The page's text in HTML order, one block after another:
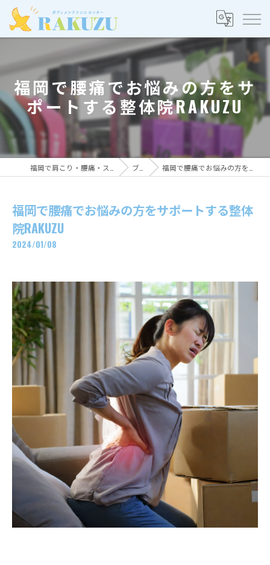
福岡で腰痛でお悩みの方をサ
ポートする整体院RAKUZU
ブログ 福岡で腰痛でお悩みの方をサポートする整体院RAKUZU
福岡で腰痛でお悩みの方をサポートする整体
院RAKUZU
2024/01/08